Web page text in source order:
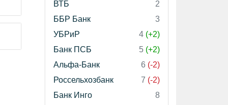
ВТБ
2
ББР Банк
3
УБРиР
4 (+2)
Банк ПСБ
5 (+2)
Альфа-Банк
6 (-2)
Россельхозбанк
7 (-2)
Банк Инго
8